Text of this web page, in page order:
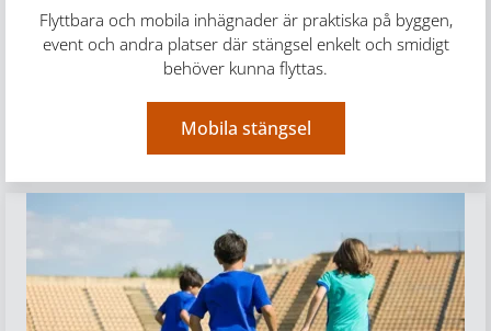
Flyttbara och mobila inhägnader är praktiska på byggen,
event och andra platser där stängsel enkelt och smidigt
behöver kunna flyttas.
Mobila stängsel